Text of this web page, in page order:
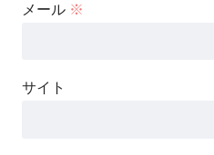
メール ※
サイト